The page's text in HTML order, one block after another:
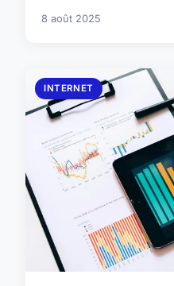
8 août 2025
INTERNET